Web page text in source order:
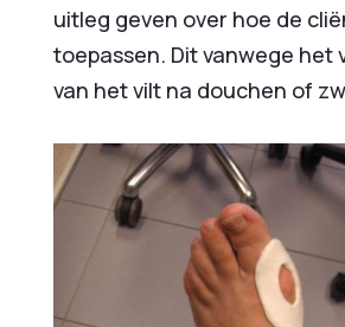
uitleg geven over hoe de
toepassen. Dit vanwege het
van het vilt na douchen of